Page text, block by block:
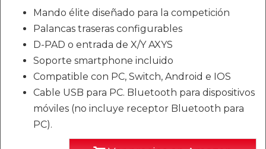
Mando élite diseñado para la competición
Palancas traseras configurables
D-PAD o entrada de X/Y AXYS
Soporte smartphone incluido
Compatible con PC, Switch, Android e IOS
Cable USB para PC. Bluetooth para dispositivos
móviles (no incluye receptor Bluetooth para
PC).